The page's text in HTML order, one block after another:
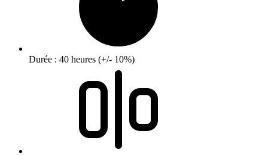
Durée : 40 heures (+/- 10%)